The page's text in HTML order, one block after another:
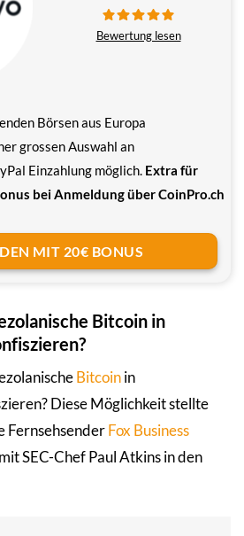
Börsen aus Europa
grossen Auswahl an
Einzahlung möglich. Extra für
bei Anmeldung über CoinPro.ch
Bewertung lesen
MIT 20€ BONUS
Bitcoin in
Bitcoinin
Diese Möglichkeit stellte
FernsehsenderFox Business
SEC-Chef Paul Atkins in den